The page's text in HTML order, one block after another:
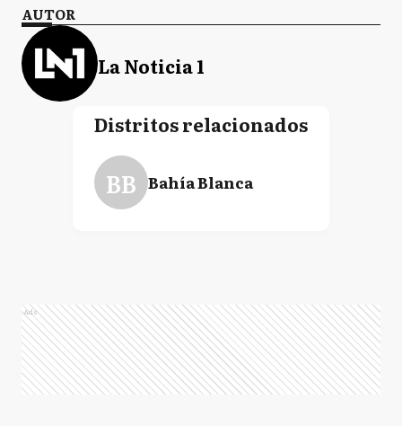
AUTOR
La Noticia 1
Distritos relacionados
BB Bahía Blanca
Ads